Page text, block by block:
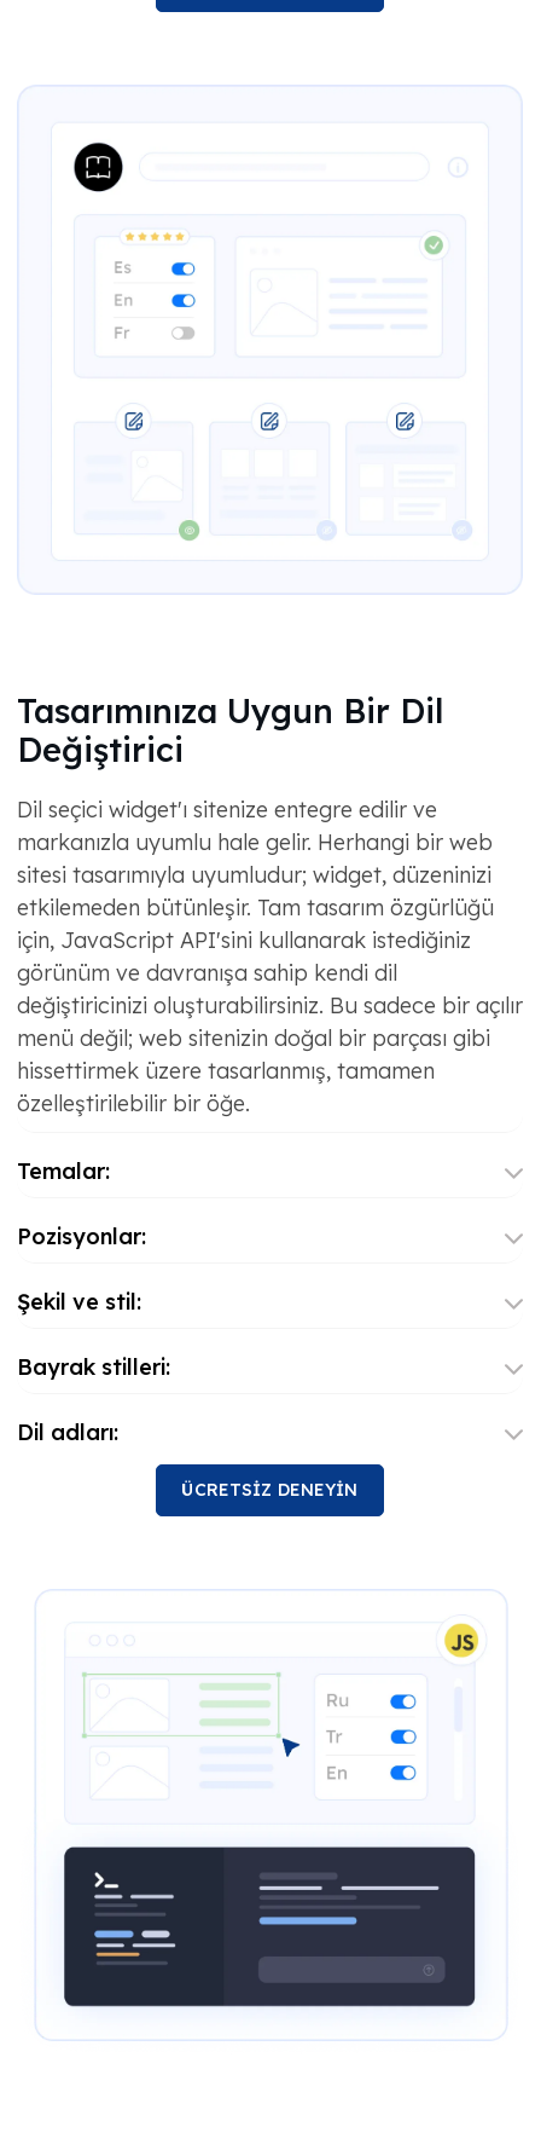
Tasarımınıza Uygun Bir Dil
Değiştirici
Dil seçici widget'ı sitenize entegre edilir ve
markanızla uyumlu hale gelir. Herhangi bir web
sitesi tasarımıyla uyumludur; widget, düzeninizi
etkilemeden bütünleşir. Tam tasarım özgürlüğü
için, JavaScript API'sini kullanarak istediğiniz
görünüm ve davranışa sahip kendi dil
değiştiricinizi oluşturabilirsiniz. Bu sadece bir açılır
menü değil; web sitenizin doğal bir parçası gibi
hissettirmek üzere tasarlanmış, tamamen
özelleştirilebilir bir öğe.
Temalar:
Pozisyonlar:
Şekil ve stil:
Bayrak stilleri:
Dil adları:
ÜCRETSİZ DENEYİN